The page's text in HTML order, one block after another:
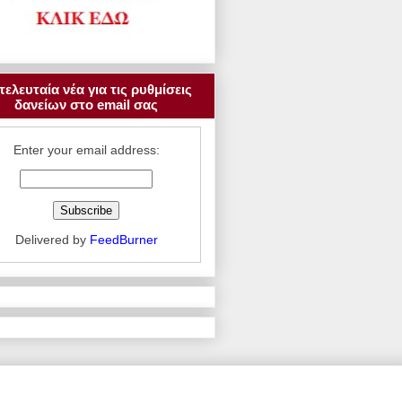
νέα για τις ρυθμίσεις
δανείων στο email σας
Enter your email address:
Delivered by FeedBurner